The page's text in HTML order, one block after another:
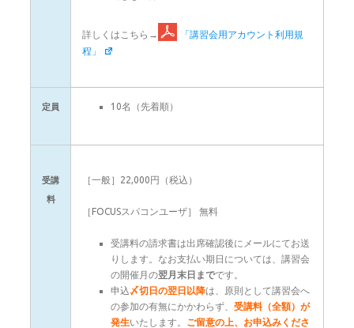
詳しくはこちら→
「講習会用アカウント利用規
程」
定員 10名（先着順）
受講
料
［一般］22,000円（税込）
［FOCUSスパコンユーザ］ 無料
受講料の請求書は出席確認後にメールにてお送
りします。なお支払い期日については、講習会
の開催月の翌月末日までです。
申込〆切日の翌日以降は、原則として講習会へ
の参加の有無にかかわらず、 受講料（全額）が
発生いたします。 ご留意の上、お申込みくださ